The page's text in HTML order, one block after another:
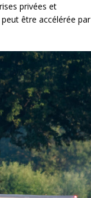
privées et
être accélérée par